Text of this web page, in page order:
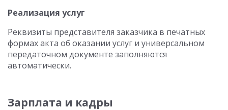
Реализация услуг
Реквизиты представителя заказчика в печатных
формах акта об оказании услуг и универсальном
передаточном документе заполняются
автоматически.
Зарплата и кадры